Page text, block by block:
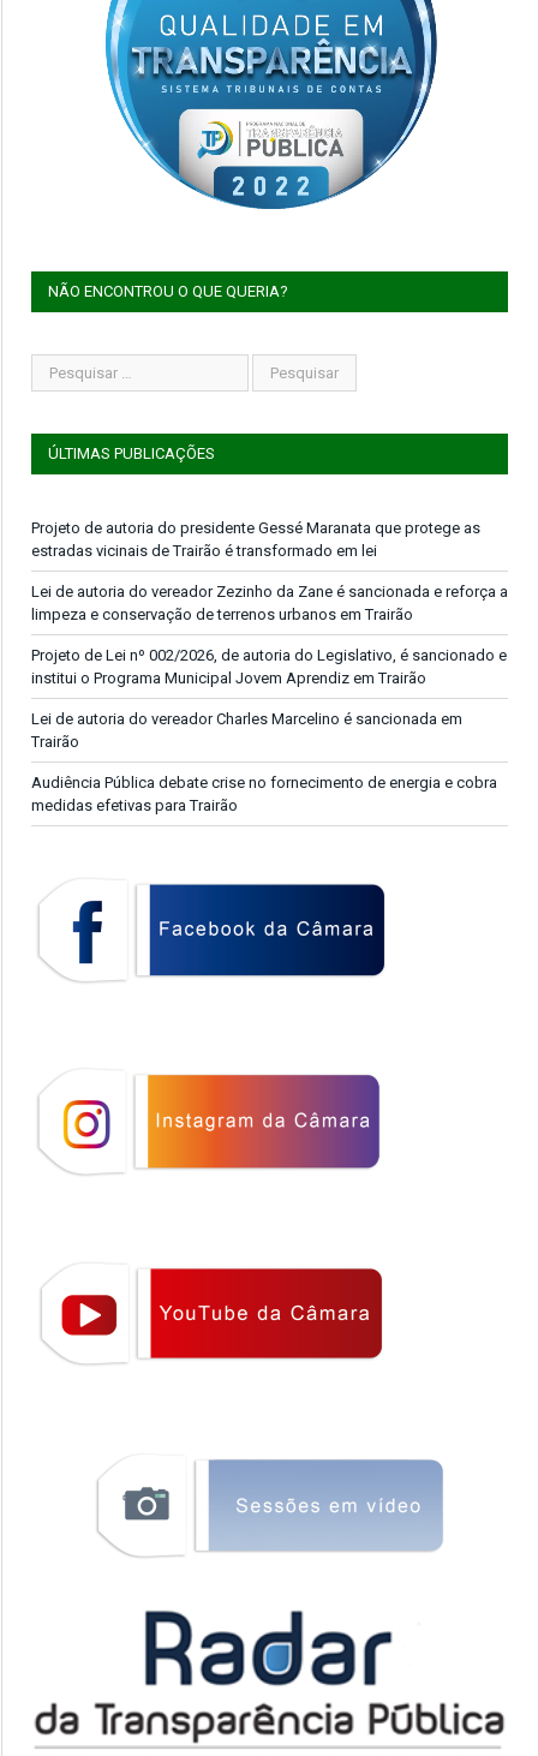
NÃO ENCONTROU O QUE QUERIA?
ÚLTIMAS PUBLICAÇÕES
Projeto de autoria do presidente Gessé Maranata que protege as
estradas vicinais de Trairão é transformado em lei
Lei de autoria do vereador Zezinho da Zane é sancionada e reforça a
limpeza e conservação de terrenos urbanos em Trairão
Projeto de Lei nº 002/2026, de autoria do Legislativo, é sancionado e
institui o Programa Municipal Jovem Aprendiz em Trairão
Lei de autoria do vereador Charles Marcelino é sancionada em
Trairão
Audiência Pública debate crise no fornecimento de energia e cobra
medidas efetivas para Trairão